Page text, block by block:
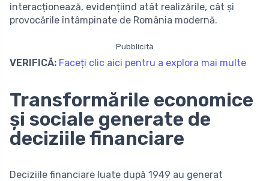
interacționează, evidențiind atât realizările, cât și
provocările întâmpinate de România modernă.
Pubblicità
VERIFICĂ: Faceți clic aici pentru a explora mai multe
Transformările economice
și sociale generate de
deciziile financiare
Deciziile financiare luate după 1949 au generat